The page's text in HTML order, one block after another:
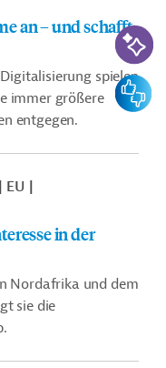
an – und schafft
spielen
immer größere
entgegen.
EU
in der
Nordafrika und dem
sie die
KI-